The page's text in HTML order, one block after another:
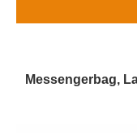
Messengerbag,